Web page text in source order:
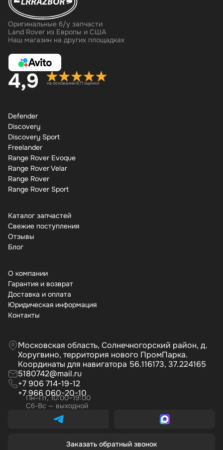
Оригинальные б/у запчасти
Land Rover из Европы и США
Наш магазин на других площадках
4,9 на основании 871 оценки
Defender
Discovery
Discovery Sport
Freelander
Range Rover Evoque
Range Rover Velar
Range Rover
Range Rover Sport
Каталог запчастей
Свежие поступления
Отзывы
Бло
О компании
Гарантия и возврат
Доставка и оплата
Юридическая информация
Контакты
Московская область, Солнечногорский район, д.
Хоругвино, территория нового ПромПарка.
Координаты для навигатора 56.116173, 37.224165
5180742@mail.ru
+7 906 714-19-12
+7 966 060-20-10
Пн–Пт, 10:00–19:00
Сб-Вс — выходной
Заказать обратный звонок